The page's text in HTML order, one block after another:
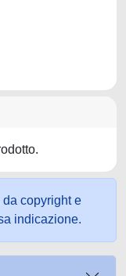
da copyright e
indicazione.